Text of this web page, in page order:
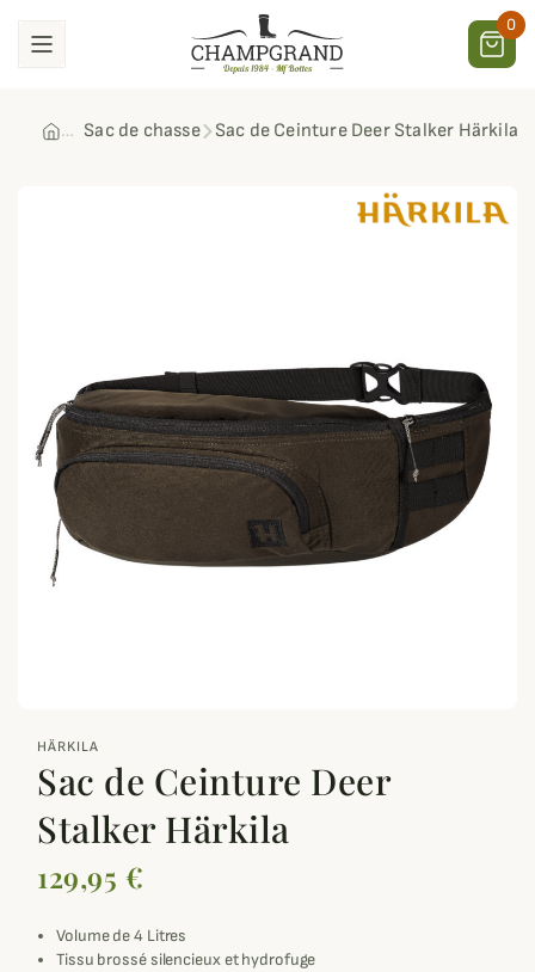
0
Sac de chasse Sac de Ceinture Deer Stalker Härkila
HÄRKILA
Sac de Ceinture Deer
Stalker Härkila
129,95 €
Volume de 4 Litres
Tissu brossé silencieux et hydrofuge